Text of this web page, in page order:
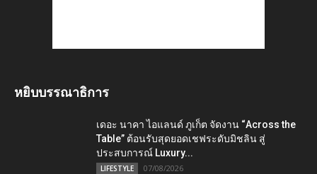
หยิบบรรณาธิการ
เดอะ นาคา ไอแลนด์ ภูเก็ต จัดงาน “Across the
Table” ต้อนรับสุดยอดเชฟระดับมิชลิน สู่
ประสบการณ์ Luxury...
LIFESTYLE 07/08/2026